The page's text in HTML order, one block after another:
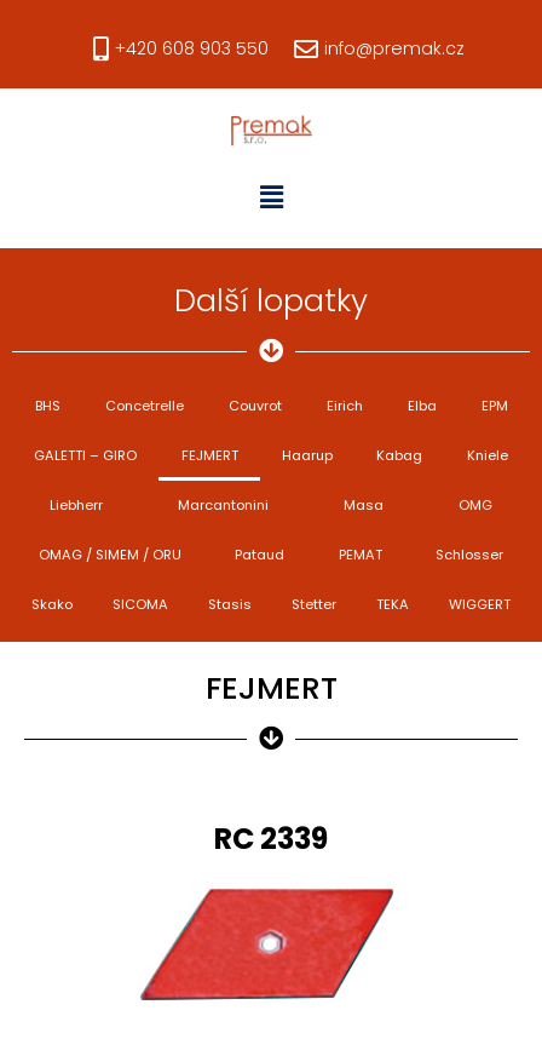
+420 608 903 550 info@premak.cz
Další lopatky
BHS Concetrelle Couvrot Eirich Elba EPM
GALETTI – GIRO FEJMERT Haarup Kabag Kniele
Liebherr Marcantonini Masa OMG
OMAG / SIMEM / ORU Pataud PEMAT Schlosser
Skako SICOMA Stasis Stetter TEKA WIGGERT
FEJMERT
RC 2339